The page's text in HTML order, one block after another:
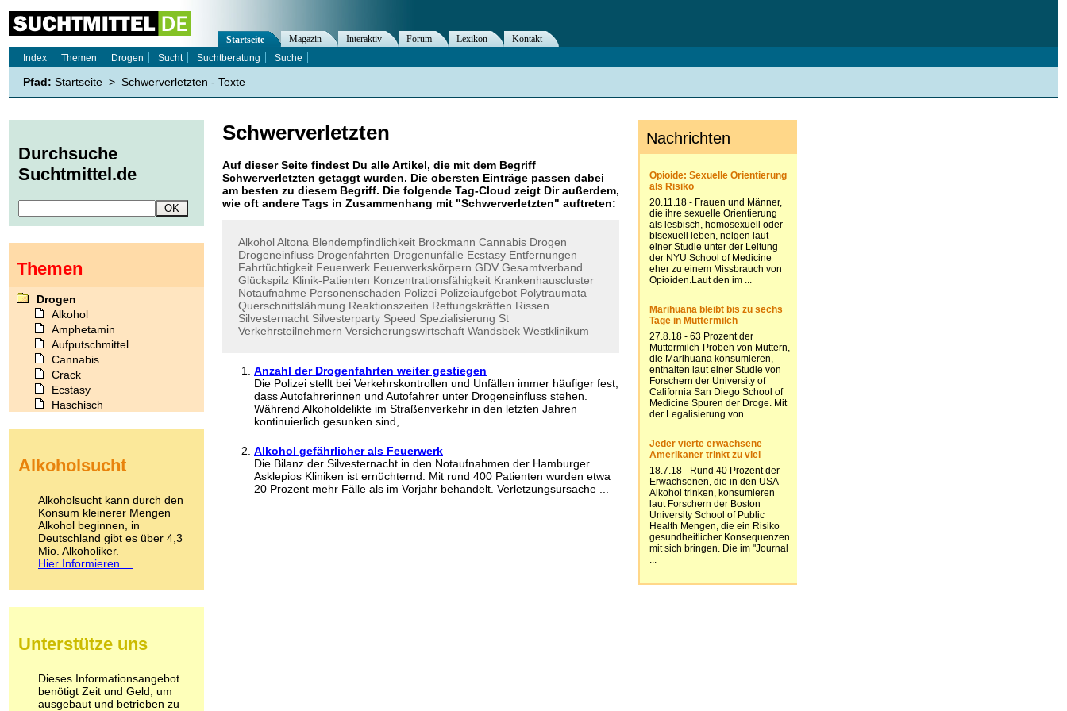
Schwerverletzten
Auf dieser Seite findest Du alle Artikel, die mit dem Begriff
Schwerverletzten getaggt wurden. Die obersten Einträge passen dabei
am besten zu diesem Begriff. Die folgende Tag-Cloud zeigt Dir außerdem,
wie oft andere Tags in Zusammenhang mit "Schwerverletzten" auftreten:
AlkoholAltona Blendempfindlichkeit Brockmann Cannabis Drogen
Drogeneinfluss Drogenfahrten Drogenunfälle Ecstasy Entfernungen
Fahrtüchtigkeit Feuerwerk Feuerwerkskörpern GDV Gesamtverband
Glückspilz Klinik-Patienten Konzentrationsfähigkeit Krankenhauscluster
Notaufnahme Personenschaden Polizei Polizeiaufgebot Polytraumata
Querschnittslähmung Reaktionszeiten Rettungskräften Rissen
Silvesternacht Silvesterparty Speed Spezialisierung St
Verkehrsteilnehmern Versicherungswirtschaft Wandsbek Westklinikum
Anzahl der Drogenfahrten weiter gestiegen
Die Polizei stellt bei Verkehrskontrollen und Unfällen immer häufiger fest,
dass Autofahrerinnen und Autofahrer unter Drogeneinfluss stehen.
Während Alkoholdelikte im Straßenverkehr in den letzten Jahren
kontinuierlich gesunken sind, ...
Alkohol gefährlicher als Feuerwerk
Die Bilanz der Silvesternacht in den Notaufnahmen der Hamburger
Asklepios Kliniken ist ernüchternd: Mit rund 400 Patienten wurden etwa
20 Prozent mehr Fälle als im Vorjahr behandelt. Verletzungsursache ...
Startseite Magazin Interaktiv Forum Lexikon
Kontakt
Index
Themen Drogen Sucht Suchtberatung Suche
Pfad: Startseite > Schwerverletzten - Texte
Durchsuche
Suchtmittel.de
Themen
Drogen
Alkohol
Amphetamin
Aufputschmittel
Cannabis
Crack
Ecstasy
Haschisch
Kokain
LSD
Marihuana
Medikamente
Meskalin
Metamphetamin
Methadon
Pilze
Psychopharmaka
Schlafmittel
Schmerzmittel
Alkoholsucht
Alkoholsucht kann durch den
Konsum kleinerer Mengen
Alkohol beginnen, in
Deutschland gibt es über 4,3
Mio. Alkoholiker.
Hier Informieren ...
Unterstütze uns
Dieses Informationsangebot
benötigt Zeit und Geld, um
ausgebaut und betrieben zu